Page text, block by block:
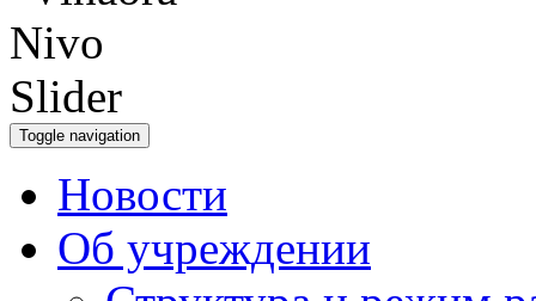
Toggle navigation
Новости
Об учреждении